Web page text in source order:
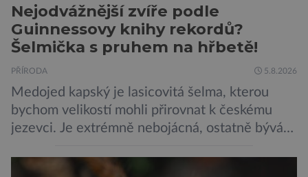
Nejodvážnější zvíře podle
Guinnessovy knihy rekordů?
Šelmička s pruhem na hřbetě!
PŘÍRODA 5.8.2026
Medojed kapský je lasicovitá šelma, kterou
bychom velikostí mohli přirovnat k českému
jezevci. Je extrémně nebojácná, ostatně bývá
této souvislosti je dokonce zapsána do